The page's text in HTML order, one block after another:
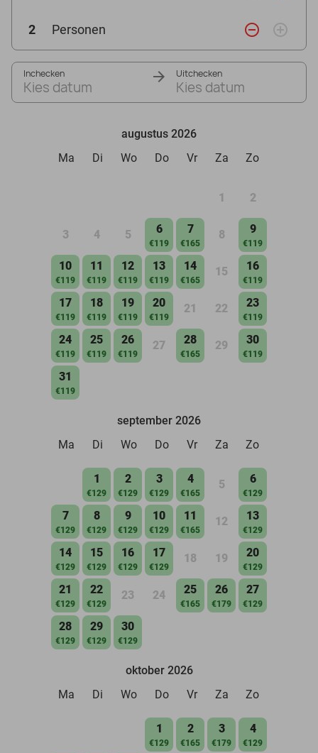
2 Personen remove_circle_outline add_circle_outline
Inchecken
Kies datum
Uitchecken
Kies datum
augustus 2026
Ma
Di Wo Do Vr Za Zo
1 2
3 4 5 6
€119
7
€165
8 9
€119
10
€119
11
€119
12
€119
13
€119
14
€165
15 16
€119
17
€119
18
€119
19
€119
20
€119
21 22 23
€119
24
€119
25
€119
26
€119
27 28
€165
29 30
€119
31
€119
september 2026
Ma
Di Wo Do Vr Za Zo
1
€129
2
€129
3
€129
4
€165
5 6
€129
7
€129
8
€129
9
€129
10
€129
11
€165
12 13
€129
14
€129
15
€129
16
€129
17
€129
18 19 20
€129
21
€129
22
€129
23 24 25
€165
26
€179
27
€129
28
€129
29
€129
30
€129
oktober 2026
Ma
Di Wo Do Vr Za Zo
1
€129
2
€165
3
€179
4
€129